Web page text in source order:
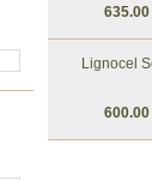
635.00
Lignocel
600.00